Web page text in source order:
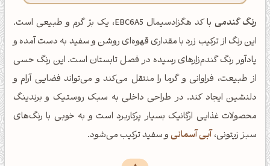
رنگ گندمی
با کد هگزادسیمال EBC6A5، یک بژ گرم و طبیعی است.
این رنگ از ترکیب زرد با مقداری قهوه‌ای روشن و سفید به دست آمده و
یادآور رنگ گندم‌زارهای رسیده در فصل تابستان است. این رنگ حسی
از طبیعت، فراوانی و گرما را منتقل می‌کند و می‌تواند فضایی آرام و
دلنشین ایجاد کند. در طراحی داخلی به سبک روستیک و برندینگ
محصولات غذایی ارگانیک بسیار پرکاربرد است و به خوبی با رنگ‌های
سبز زیتونی،آبی آسمانیو سفید ترکیب می‌شود.